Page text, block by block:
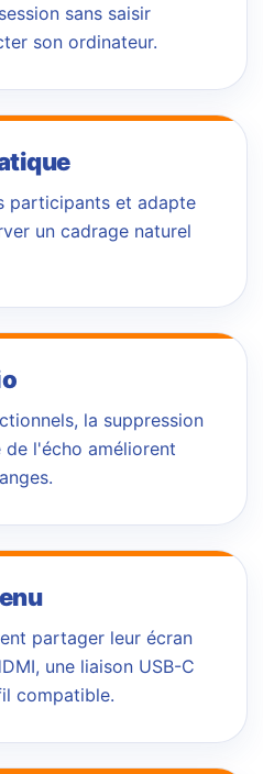
sans saisir
son ordinateur.
participants et adapte
un cadrage naturel
la suppression
l'écho améliorent
partager leur écran
une liaison USB-C
compatible.